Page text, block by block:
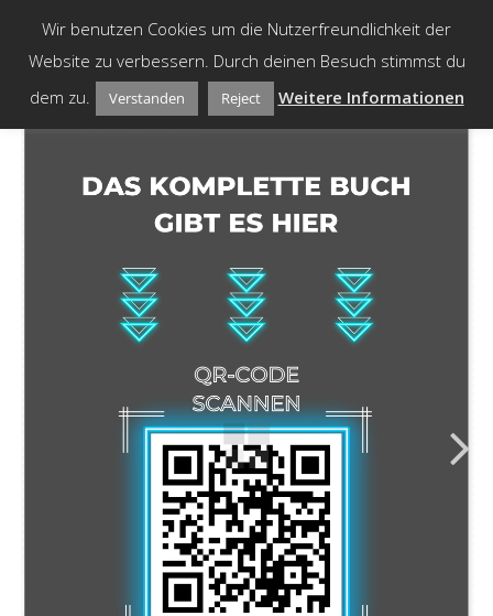
content
Wir benutzen Cookies um die Nutzerfreundlichkeit der
Website zu verbessern. Durch deinen Besuch stimmst du
dem zu.
Verstanden Reject Weitere Informationen